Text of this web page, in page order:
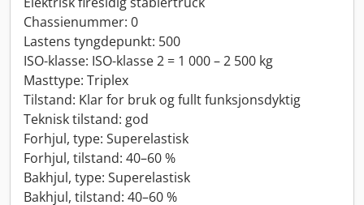
Chassienummer: 0
Lastens tyngdepunkt: 500
ISO-klasse: ISO-klasse 2 = 1 000 – 2 500 kg
Masttype: Triplex
Tilstand: Klar for bruk og fullt funksjonsdyktig
Teknisk tilstand: god
Forhjul, type: Superelastisk
Forhjul, tilstand: 40–60 %
Bakhjul, type: Superelastisk
Bakhjul, tilstand: 40–60 %